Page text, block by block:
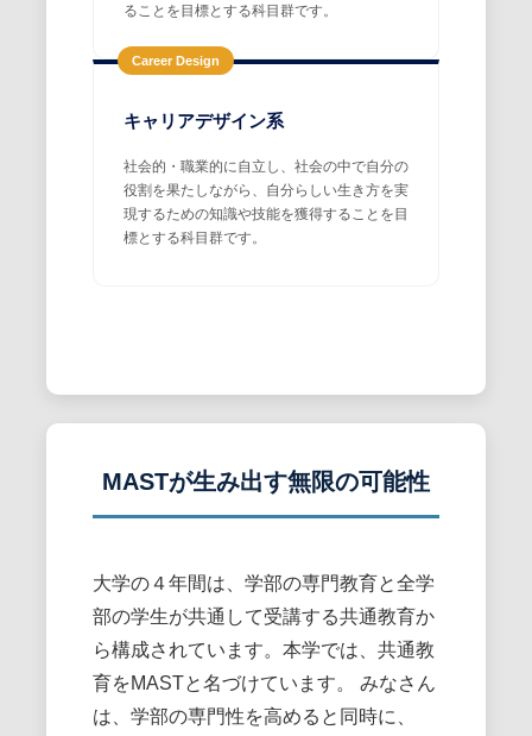
ることを目標とする科目群です。
Career Design
キャリアデザイン系
社会的・職業的に自立し、社会の中で自分の
役割を果たしながら、自分らしい生き方を実
現するための知識や技能を獲得することを目
標とする科目群です。
MASTが生み出す無限の可能性
大学の４年間は、学部の専門教育と全学
部の学生が共通して受講する共通教育か
ら構成されています。本学では、共通教
育をMASTと名づけています。 みなさん
は、学部の専門性を高めると同時に、